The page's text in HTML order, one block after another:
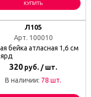
КУПИТЬ
Л105
Арт. 100010
320руб. / шт.
В наличии: 78 шт.